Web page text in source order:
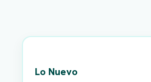
Lo Nuevo